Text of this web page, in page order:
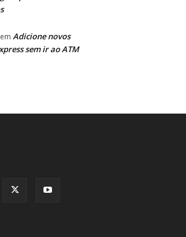
em Adicione novos
sem ir ao ATM